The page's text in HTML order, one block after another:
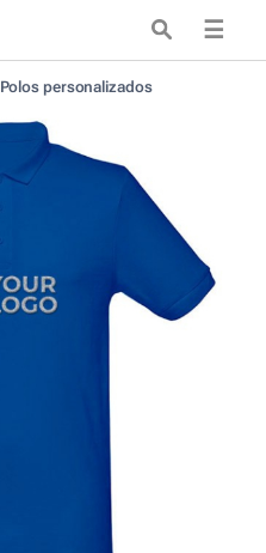
☰
Polos personalizados